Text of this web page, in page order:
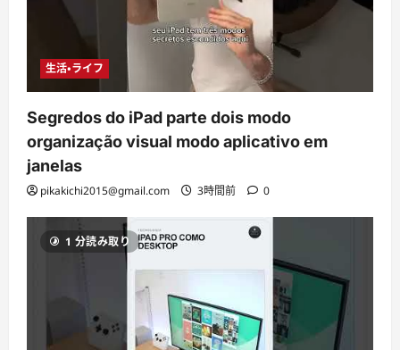
生活・ライフ
Segredos do iPad parte dois modo
organização visual modo aplicativo em
janelas
pikakichi2015@gmail.com 3時間前 0
1 分読み取り